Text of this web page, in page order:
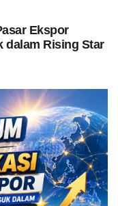
Ekspor
dalam Rising Star